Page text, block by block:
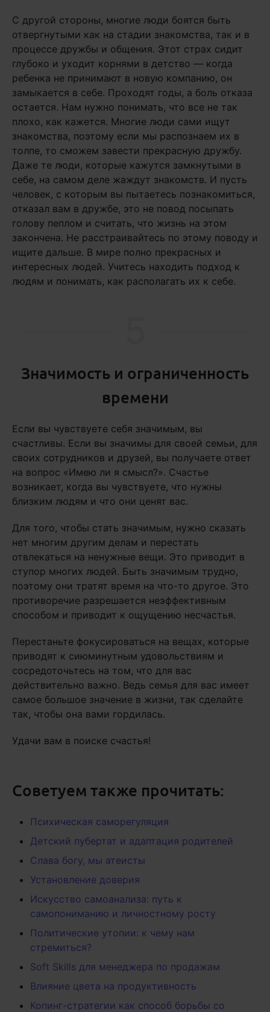
С другой стороны, многие люди боятся быть
отвергнутыми как на стадии знакомства, так и в
процессе дружбы и общения. Этот страх сидит
глубоко и уходит корнями в детство — когда
ребенка не принимают в новую компанию, он
замыкается в себе. Проходят годы, а боль отказа
остается. Нам нужно понимать, что все не так
плохо, как кажется. Многие люди сами ищут
знакомства, поэтому если мы распознаем их в
толпе, то сможем завести прекрасную дружбу.
Даже те люди, которые кажутся замкнутыми в
себе, на самом деле жаждут знакомств. И пусть
человек, с которым вы пытаетесь познакомиться,
отказал вам в дружбе, это не повод посыпать
голову пеплом и считать, что жизнь на этом
закончена. Не расстраивайтесь по этому поводу и
ищите дальше. В мире полно прекрасных и
интересных людей. Учитесь находить подход к
людям и понимать, как располагать их к себе.
Значимость и ограниченность
времени
Если вы чувствуете себя значимым, вы
счастливы. Если вы значимы для своей семьи, для
своих сотрудников и друзей, вы получаете ответ
на вопрос «Имею ли я смысл?». Счастье
возникает, когда вы чувствуете, что нужны
близким людям и что они ценят вас.
Для того, чтобы стать значимым, нужно сказать
нет многим другим делам и перестать
отвлекаться на ненужные вещи. Это приводит в
ступор многих людей. Быть значимым трудно,
поэтому они тратят время на что-то другое. Это
противоречие разрешается неэффективным
способом и приводит к ощущению несчастья.
Перестаньте фокусироваться на вещах, которые
приводят к сиюминутным удовольствиям и
сосредоточьтесь на том, что для вас
действительно важно. Ведь семья для вас имеет
самое большое значение в жизни, так сделайте
так, чтобы она вами гордилась.
Удачи вам в поиске счастья!
Советуем также прочитать:
Психическая саморегуляция
Детский пубертат и адаптация родителей
Слава богу, мы атеисты
Установление доверия
Искусство самоанализа: путь к
самопониманию и личностному росту
Политические утопии: к чему нам
стремиться?
Soft Skills для менеджера по продажам
Влияние цвета на продуктивность
Копинг-стратегии как способ борьбы со